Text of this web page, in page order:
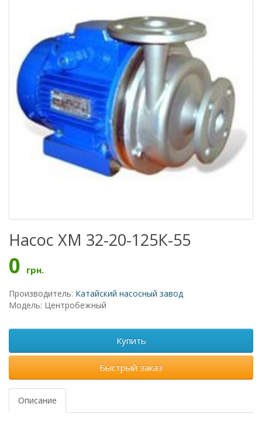
Насос ХМ 32-20-125К-55
0 грн.
Производитель: Катайский насосный завод
Модель: Центробежный
Купить
Быстрый заказ
Описание